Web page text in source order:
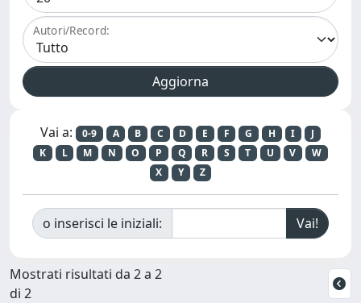
Autori/Record:
Vai a: 0-9 A B C D E F G H I
J
K
L M N O P Q R S T U V
W
X
Y Z
o inserisci le iniziali:
Mostrati risultati da 2 a 2
di 2